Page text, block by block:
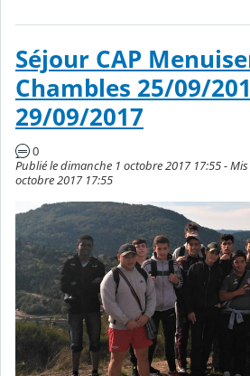
Séjour CAP
Chambles 25/09/
29/09/2017
0
Publié le dimanche 1 octobre 2017 17:55 -
octobre 2017 17:55